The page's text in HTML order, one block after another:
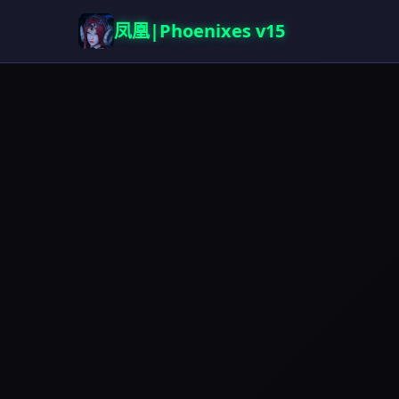
凤凰|Phoenixes v15